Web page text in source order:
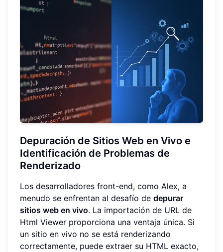
Depuración de Sitios Web en Vivo e
Identificación de Problemas de
Renderizado
Los desarrolladores front-end, como Alex, a
menudo se enfrentan al desafío de depurar
sitios web en vivo. La importación de URL de
Html Viewer proporciona una ventaja única. Si
un sitio en vivo no se está renderizando
correctamente, puede extraer su HTML exacto,